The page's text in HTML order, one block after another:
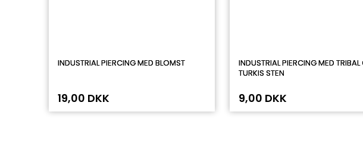
INDUSTRIAL PIERCING MED BLOMST
19,00 DKK
INDUSTRIAL PIERCING MED
TURKIS STEN
9,00 DKK